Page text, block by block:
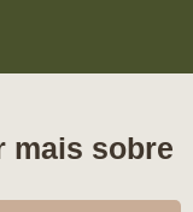
mais sobre